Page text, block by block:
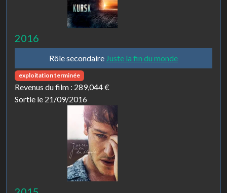
2016
Rôle secondaire Juste la fin du monde
exploitation terminée
Revenus du film : 289,044 €
Sortie le 21/09/2016